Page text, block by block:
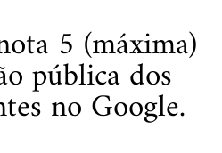
5 (máxima)
pública dos
no Google.